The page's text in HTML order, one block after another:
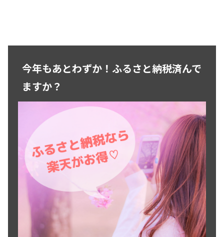
今年もあとわずか！ふるさと納税済んで
ますか？